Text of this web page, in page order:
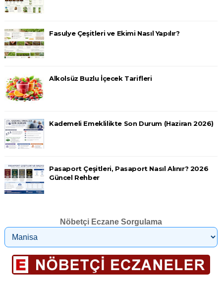
Fasulye Çeşitleri ve Ekimi Nasıl Yapılır?
Alkolsüz Buzlu İçecek Tarifleri
Kademeli Emeklilikte Son Durum (Haziran 2026)
Pasaport Çeşitleri, Pasaport Nasıl Alınır? 2026
Güncel Rehber
Nöbetçi Eczane Sorgulama